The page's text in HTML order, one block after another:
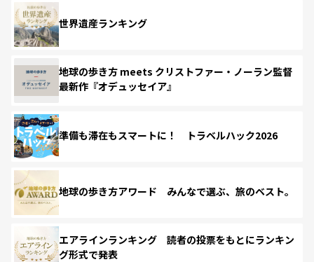
世界遺産ランキング
地球の歩き方 meets クリストファー・ノーラン監督
最新作『オデュッセイア』
準備も滞在もスマートに！ トラベルハック2026
地球の歩き方アワード みんなで選ぶ、旅のベスト。
エアラインランキング 読者の投票をもとにランキン
グ形式で発表